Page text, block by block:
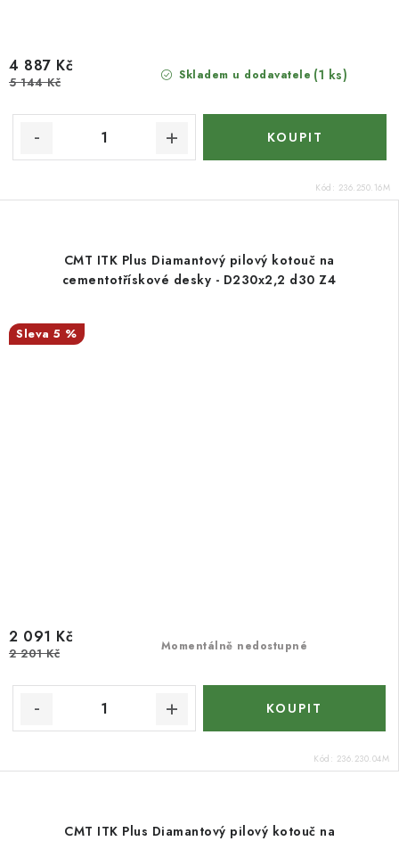
Skladem u dodavatele (1 ks)
4 887 Kč
5 144 Kč
Kód: 236.250.16M
CMT ITK Plus Diamantový pilový kotouč na
cementotřískové desky - D230x2,2 d30 Z4
5 %
Momentálně nedostupné
2 091 Kč
2 201 Kč
Kód: 236.230.04M
CMT ITK Plus Diamantový pilový kotouč na